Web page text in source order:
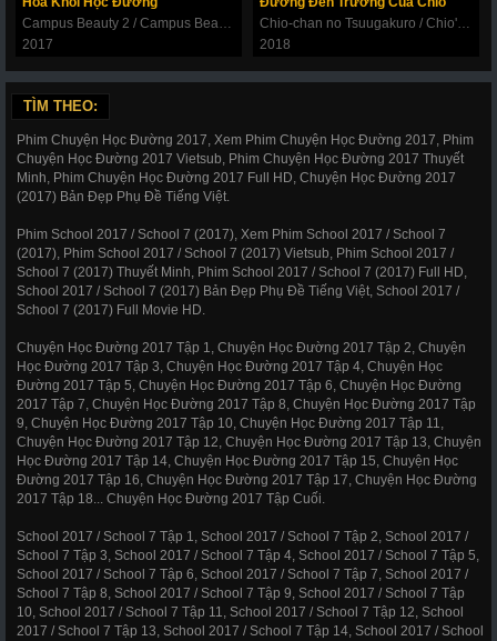
Campus Beauty 2 / Campus Beauty 2017
2017
Chio-chan no Tsuugakuro / Chio's School Road
2018
TÌM THEO:
Phim Chuyện Học Đường 2017, Xem Phim Chuyện Học Đường 2017, Phim
Chuyện Học Đường 2017 Vietsub, Phim Chuyện Học Đường 2017 Thuyết
Minh, Phim Chuyện Học Đường 2017 Full HD, Chuyện Học Đường 2017
(2017) Bản Đẹp Phụ Đề Tiếng Việt.
Phim School 2017 / School 7 (2017), Xem Phim School 2017 / School 7
(2017), Phim School 2017 / School 7 (2017) Vietsub, Phim School 2017 /
School 7 (2017) Thuyết Minh, Phim School 2017 / School 7 (2017) Full HD,
School 2017 / School 7 (2017) Bản Đẹp Phụ Đề Tiếng Việt, School 2017 /
School 7 (2017) Full Movie HD.
Chuyện Học Đường 2017 Tập 1, Chuyện Học Đường 2017 Tập 2, Chuyện
Học Đường 2017 Tập 3, Chuyện Học Đường 2017 Tập 4, Chuyện Học
Đường 2017 Tập 5, Chuyện Học Đường 2017 Tập 6, Chuyện Học Đường
2017 Tập 7, Chuyện Học Đường 2017 Tập 8, Chuyện Học Đường 2017 Tập
9, Chuyện Học Đường 2017 Tập 10, Chuyện Học Đường 2017 Tập 11,
Chuyện Học Đường 2017 Tập 12, Chuyện Học Đường 2017 Tập 13, Chuyện
Học Đường 2017 Tập 14, Chuyện Học Đường 2017 Tập 15, Chuyện Học
Đường 2017 Tập 16, Chuyện Học Đường 2017 Tập 17, Chuyện Học Đường
2017 Tập 18... Chuyện Học Đường 2017 Tập Cuối.
School 2017 / School 7 Tập 1, School 2017 / School 7 Tập 2, School 2017 /
School 7 Tập 3, School 2017 / School 7 Tập 4, School 2017 / School 7 Tập 5,
School 2017 / School 7 Tập 6, School 2017 / School 7 Tập 7, School 2017 /
School 7 Tập 8, School 2017 / School 7 Tập 9, School 2017 / School 7 Tập
10, School 2017 / School 7 Tập 11, School 2017 / School 7 Tập 12, School
2017 / School 7 Tập 13, School 2017 / School 7 Tập 14, School 2017 / School